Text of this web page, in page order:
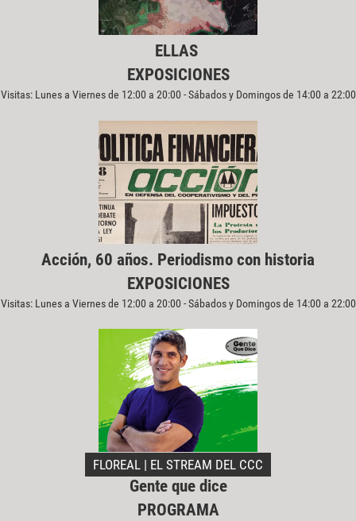
ELLAS
EXPOSICIONES
Visitas: Lunes a Viernes de 12:00 a 20:00 - Sábados y Domingos de 14:00 a 22:00
Acción, 60 años. Periodismo con historia
EXPOSICIONES
Visitas: Lunes a Viernes de 12:00 a 20:00 - Sábados y Domingos de 14:00 a 22:00
FLOREAL | EL STREAM DEL CCC
Gente que dice
PROGRAMA